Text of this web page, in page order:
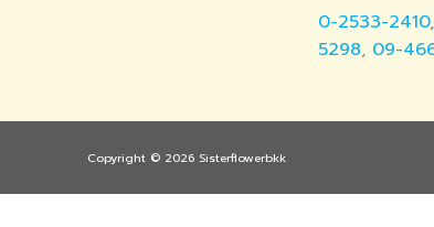
0-2533-2410,
5298, 09-
Copyright © 2026 Sisterflowerbkk